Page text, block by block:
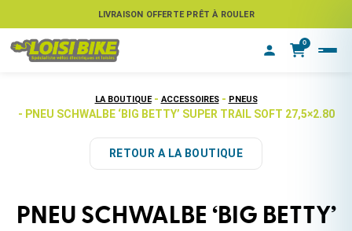
LIVRAISON OFFERTE PRÊT À ROULER
ASSUREZ VOTRE VÉLO CONTRE LE VOL
0
LA BOUTIQUE - ACCESSOIRES - PNEUS
- PNEU SCHWALBE ‘BIG BETTY’ SUPER TRAIL SOFT 27,5×2.80
RETOUR A LA BOUTIQUE
PNEU SCHWALBE ‘BIG BETTY’